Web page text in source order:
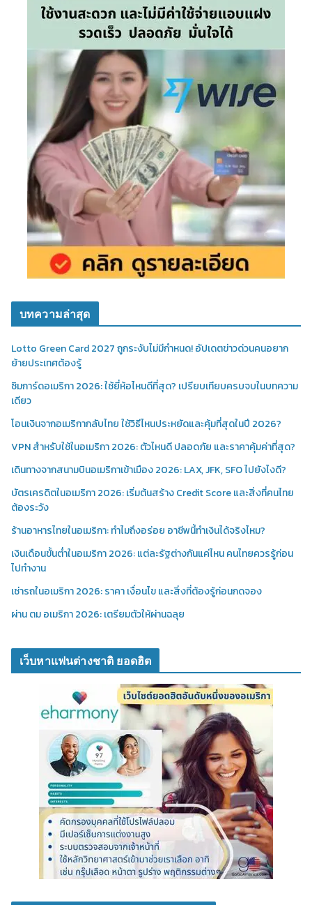
บทความล่าสุด
Lotto Green Card 2027 ถูกระงับไม่มีกำหนด! อัปเดตข่าวด่วนคนอยาก
ย้ายประเทศต้องรู้
ซิมการ์ดอเมริกา 2026: ใช้ยี่ห้อไหนดีที่สุด? เปรียบเทียบครบจบในบทความ
เดียว
โอนเงินจากอเมริกากลับไทย ใช้วิธีไหนประหยัดและคุ้มที่สุดในปี 2026?
VPN สำหรับใช้ในอเมริกา 2026: ตัวไหนดี ปลอดภัย และราคาคุ้มค่าที่สุด?
เดินทางจากสนามบินอเมริกาเข้าเมือง 2026: LAX, JFK, SFO ไปยังไงดี?
บัตรเครดิตในอเมริกา 2026: เริ่มต้นสร้าง Credit Score และสิ่งที่คนไทย
ต้องระวัง
ร้านอาหารไทยในอเมริกา: ทำไมถึงอร่อย อาชีพนี้ทำเงินได้จริงไหม?
เงินเดือนขั้นต่ำในอเมริกา 2026: แต่ละรัฐต่างกันแค่ไหน คนไทยควรรู้ก่อน
ไปทำงาน
เช่ารถในอเมริกา 2026: ราคา เงื่อนไข และสิ่งที่ต้องรู้ก่อนกดจอง
ผ่าน ตม อเมริกา 2026: เตรียมตัวให้ผ่านฉลุย
เว็บหาแฟนต่างชาติ ยอดฮิต